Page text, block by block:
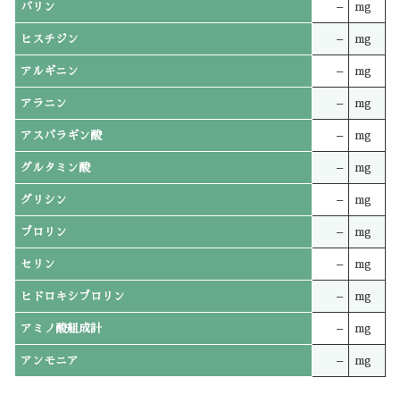
バリン – mg
ヒスチジン – mg
アルギニン – mg
アラニン – mg
アスパラギン酸 – mg
グルタミン酸 – mg
グリシン – mg
プロリン – mg
セリン – mg
ヒドロキシプロリン – mg
アミノ酸組成計 – mg
アンモニア – mg